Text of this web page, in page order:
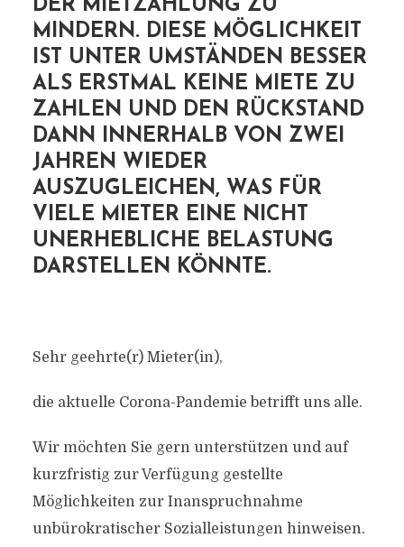
DER MIETZAHLUNG ZU
MINDERN. DIESE MÖGLICHKEIT
IST UNTER UMSTÄNDEN BESSER
ALS ERSTMAL KEINE MIETE ZU
ZAHLEN UND DEN RÜCKSTAND
DANN INNERHALB VON ZWEI
JAHREN WIEDER
AUSZUGLEICHEN, WAS FÜR
VIELE MIETER EINE NICHT
UNERHEBLICHE BELASTUNG
DARSTELLEN KÖNNTE.
Sehr geehrte(r) Mieter(in),
die aktuelle Corona-Pandemie betrifft uns alle.
Wir möchten Sie gern unterstützen und auf
kurzfristig zur Verfügung gestellte
Möglichkeiten zur Inanspruchnahme
unbürokratischer Sozialleistungen hinweisen.